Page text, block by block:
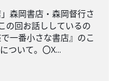
森岡書店・森岡督行さ
の回お話ししているの
一番小さな書店』のこ
ついて。〇X...